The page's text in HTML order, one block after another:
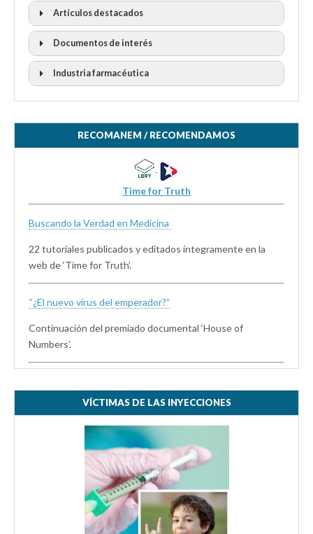
Artículos destacados
Documentos de interés
Industria farmacéutica
RECOMANEM / RECOMENDAMOS
Time for Truth
Buscando la Verdad en Medicina
22 tutoriales publicados y editados íntegramente en la
web de ‘Time for Truth’.
“¿El nuevo virus del emperador?”
Continuación del premiado documental ‘House of
Numbers’.
VÍCTIMAS DE LAS INYECCIONES